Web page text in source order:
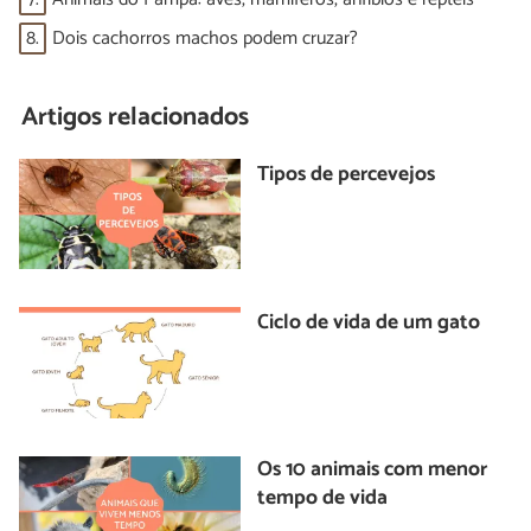
8. Dois cachorros machos podem cruzar?
Artigos relacionados
Tipos de percevejos
Ciclo de vida de um gato
Os 10 animais com menor
tempo de vida